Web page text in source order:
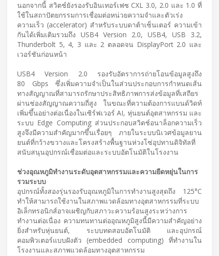
นอกจากนี้ สวิตช์ยังรองรับอินเทอร์เฟซ CXL 3.0, 2.0 และ 1.0 ที่
ใช้ในสถาปัตยกรรมการเชื่อมต่อหน่วยความจำและตัวเร่ง
ความเร็ว (accelerator) สำหรับระบบดาต้าเซ็นเตอร์ ความเข้า
กันได้เพิ่มเติมรวมถึง USB4 Version 2.0, USB4, USB 3.2,
Thunderbolt 5, 4, 3 และ 2 ตลอดจน DisplayPort 2.0 และ
เวอร์ชันก่อนหน้า
USB4 Version 2.0 รองรับอัตราการถ่ายโอนข้อมูลสูงถึง
80 Gbps ซึ่งเพิ่มความจำเป็นในส่วนประกอบการกำหนดเส้น
ทางสัญญาณที่สามารถรักษาประสิทธิภาพการส่งข้อมูลที่เสถียร
ผ่านช่องสัญญาณความถี่สูง ในขณะที่ความต้องการแบนด์วิดท์
เพิ่มขึ้นอย่างต่อเนื่องในเซิร์ฟเวอร์ AI, หุ่นยนต์อุตสาหกรรม และ
ระบบ Edge Computing ส่วนประกอบสวิตช์อนาล็อกความเร็ว
สูงจึงมีความสำคัญมากขึ้นเรื่อยๆ ภายในระบบนิเวศข้อมูลยาน
ยนต์ที่กว้างขวางและโครงสร้างพื้นฐานห่วงโซ่อุปทานดิจิทัลที่
สนับสนุนอุปกรณ์เชื่อมต่อและระบบอัตโนมัติในโรงงาน
ช่วงอุณหภูมิทำงานระดับอุตสาหกรรมและความยืดหยุ่นในการ
รวมระบบ
อุปกรณ์ทั้งสองรุ่นรองรับอุณหภูมิในการทำงานสูงสุดถึง 125°C
ทำให้สามารถใช้งานในสภาพแวดล้อมทางอุตสาหกรรมที่ระบบ
อิเล็กทรอนิกส์อาจเผชิญกับสภาวะความร้อนสูงระหว่างการ
ทำงานต่อเนื่อง ความทนทานต่ออุณหภูมิสูงนี้มีความสำคัญอย่าง
ยิ่งสำหรับหุ่นยนต์, ระบบทดสอบอัตโนมัติ และอุปกรณ์
คอมพิวเตอร์แบบฝังตัว (embedded computing) ที่ทำงานใน
โรงงานและสภาพแวดล้อมทางอุตสาหกรรม